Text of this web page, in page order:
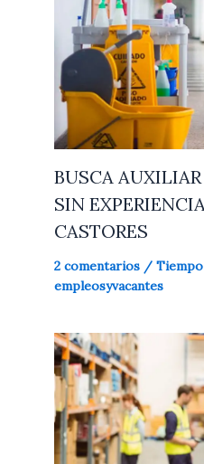
BUSCA
SIN
CASTORES
2 comentarios /
empleosyvacantes